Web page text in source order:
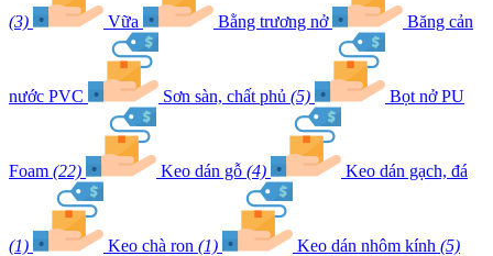
(3) Vữa Bằng trương nở Băng cản
nước PVC Sơn sàn, chất phủ (5) Bọt nở PU
Foam (22) Keo dán gỗ (4) Keo dán gạch, đá
(1) Keo chà ron (1) Keo dán nhôm kính (5)